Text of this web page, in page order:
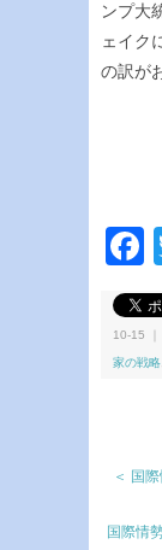
ンプ大
ェイク
の訳が
10-15
家の戦略
＜ 国
国際情